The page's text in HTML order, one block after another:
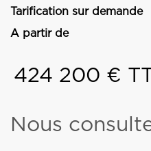
Tarification sur demande
A partir de
424 200 €
Nous